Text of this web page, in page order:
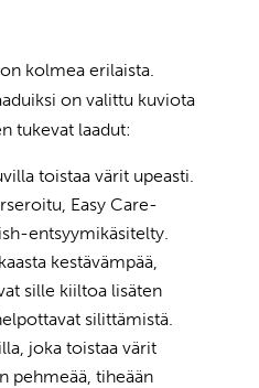
kolmea erilaista.
on valittu kuviota
tukevat laadut:
toistaa värit upeasti.
Easy Care-
entsyymikäsitelty.
kestävämpää,
sille kiiltoa lisäten
silittämistä.
joka toistaa värit
pehmeää, tiheään